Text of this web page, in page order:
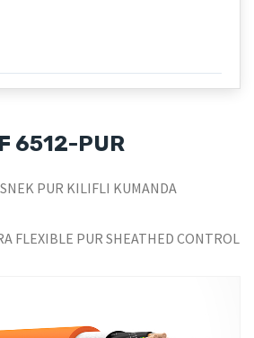
6512-PUR
PUR KILIFLI KUMANDA
FLEXIBLE PUR SHEATHED CONTROL